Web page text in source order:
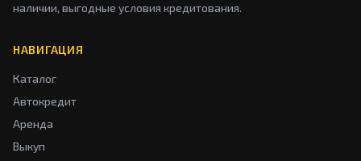
наличии, выгодные условия кредитования.
НАВИГАЦИЯ
Каталог
Автокредит
Аренда
Выкуп